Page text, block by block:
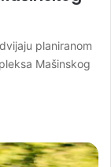
planiranom
Mašinskog